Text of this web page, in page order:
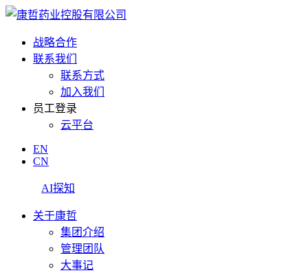
战略合作
联系我们
联系方式
加入我们
员工登录
云平台
EN
CN
AI探知
关于康哲
集团介绍
管理团队
大事记